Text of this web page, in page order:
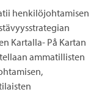
henkilöjohtamisen
Kartalla- På Kartan
ammatillisten